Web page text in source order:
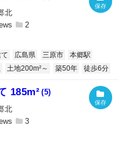
北
2
広島県 三原市
本郷駅
土地200m²～ 築50年 徒歩6分
185m² (5)
北
3